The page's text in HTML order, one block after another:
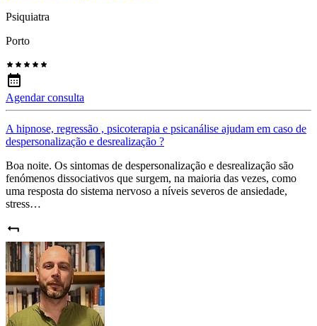
Psiquiatra
Porto
Agendar consulta
A hipnose, regressão , psicoterapia e psicanálise ajudam em caso de
despersonalização e desrealização ?
Boa noite. Os sintomas de despersonalização e desrealização são
fenómenos dissociativos que surgem, na maioria das vezes, como
uma resposta do sistema nervoso a níveis severos de ansiedade,
stress…